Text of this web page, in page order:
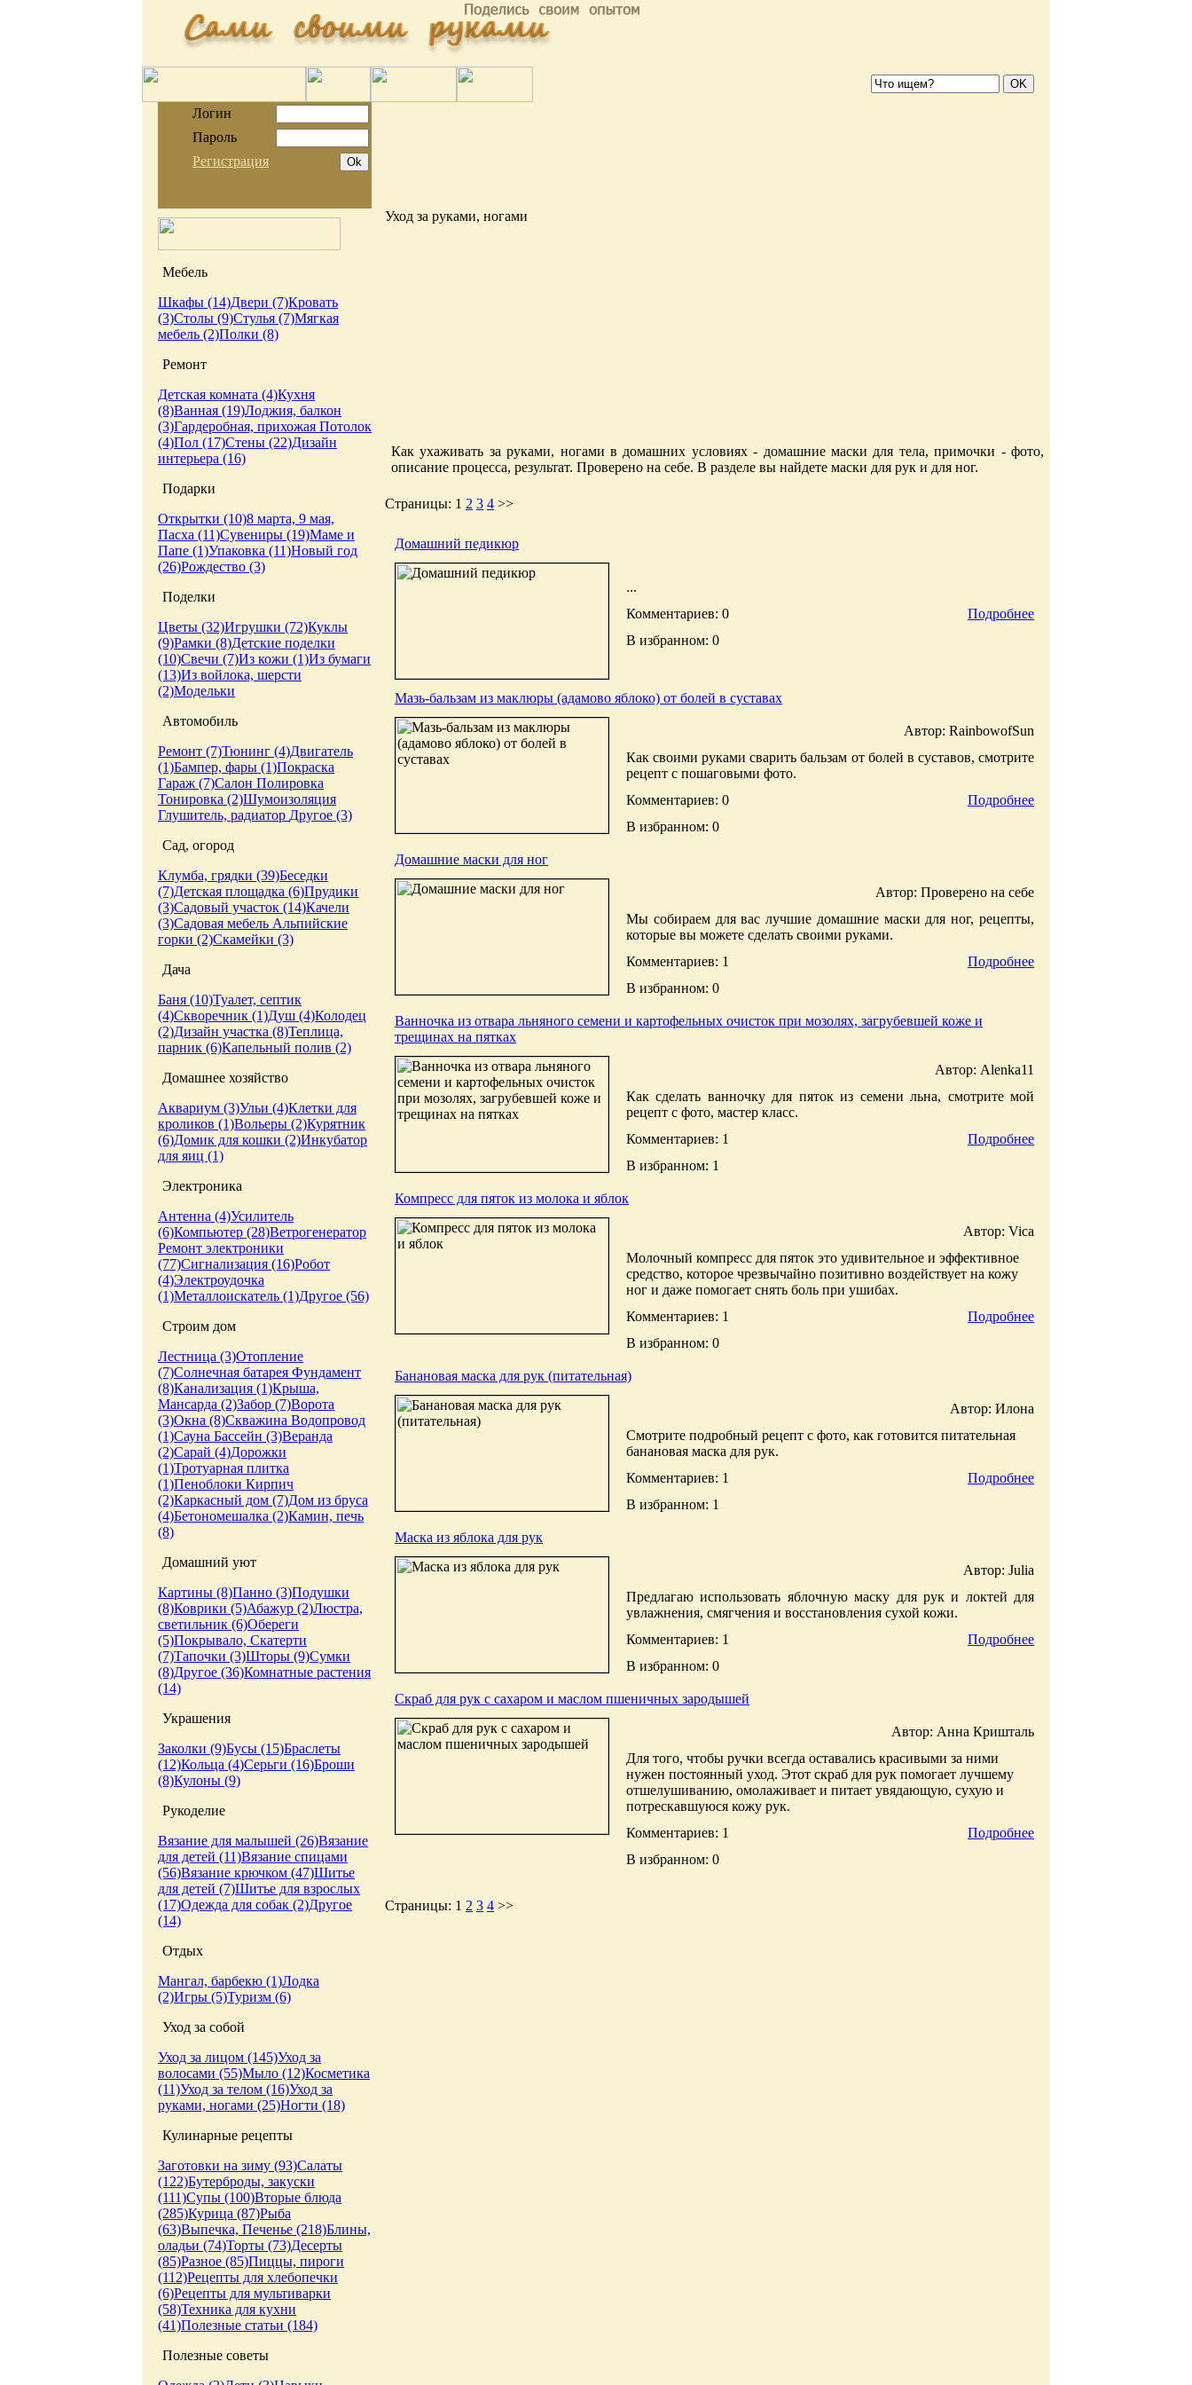
Логин
Пароль
Регистрация
Мебель
Шкафы (14)Двери (7)Кровать
(3)Столы (9)Стулья (7)Мягкая
мебель (2)Полки (8)
Ремонт
Детская комната (4)Кухня
(8)Ванная (19)Лоджия, балкон
(3)Гардеробная, прихожая Потолок
(4)Пол (17)Стены (22)Дизайн
интерьера (16)
Подарки
Открытки (10)8 марта, 9 мая,
Пасха (11)Сувениры (19)Маме и
Папе (1)Упаковка (11)Новый год
(26)Рождество (3)
Поделки
Цветы (32)Игрушки (72)Куклы
(9)Рамки (8)Детские поделки
(10)Свечи (7)Из кожи (1)Из бумаги
(13)Из войлока, шерсти
(2)Модельки
Автомобиль
Ремонт (7)Тюнинг (4)Двигатель
(1)Бампер, фары (1)Покраска
Гараж (7)Салон Полировка
Тонировка (2)Шумоизоляция
Глушитель, радиатор Другое (3)
Сад, огород
Клумба, грядки (39)Беседки
(7)Детская площадка (6)Прудики
(3)Садовый участок (14)Качели
(3)Садовая мебель Альпийские
горки (2)Скамейки (3)
Дача
Баня (10)Туалет, септик
(4)Скворечник (1)Душ (4)Колодец
(2)Дизайн участка (8)Теплица,
парник (6)Капельный полив (2)
Домашнее хозяйство
Аквариум (3)Ульи (4)Клетки для
кроликов (1)Вольеры (2)Курятник
(6)Домик для кошки (2)Инкубатор
для яиц (1)
Электроника
Антенна (4)Усилитель
(6)Компьютер (28)Ветрогенератор
Ремонт электроники
(77)Сигнализация (16)Робот
(4)Электроудочка
(1)Металлоискатель (1)Другое (56)
Строим дом
Лестница (3)Отопление
(7)Солнечная батарея Фундамент
(8)Канализация (1)Крыша,
Мансарда (2)Забор (7)Ворота
(3)Окна (8)Скважина Водопровод
(1)Сауна Бассейн (3)Веранда
(2)Сарай (4)Дорожки
(1)Тротуарная плитка
(1)Пеноблоки Кирпич
(2)Каркасный дом (7)Дом из бруса
(4)Бетономешалка (2)Камин, печь
(8)
Домашний уют
Картины (8)Панно (3)Подушки
(8)Коврики (5)Абажур (2)Люстра,
светильник (6)Обереги
(5)Покрывало, Скатерти
(7)Тапочки (3)Шторы (9)Сумки
(8)Другое (36)Комнатные растения
(14)
Украшения
Заколки (9)Бусы (15)Браслеты
(12)Кольца (4)Серьги (16)Броши
(8)Кулоны (9)
Рукоделие
Вязание для малышей (26)Вязание
для детей (11)Вязание спицами
(56)Вязание крючком (47)Шитье
для детей (7)Шитье для взрослых
(17)Одежда для собак (2)Другое
(14)
Отдых
Мангал, барбекю (1)Лодка
(2)Игры (5)Туризм (6)
Уход за собой
Уход за лицом (145)Уход за
волосами (55)Мыло (12)Косметика
(11)Уход за телом (16)Уход за
руками, ногами (25)Ногти (18)
Кулинарные рецепты
Заготовки на зиму (93)Салаты
(122)Бутерброды, закуски
(111)Супы (100)Вторые блюда
(285)Курица (87)Рыба
(63)Выпечка, Печенье (218)Блины,
оладьи (74)Торты (73)Десерты
(85)Разное (85)Пиццы, пироги
(112)Рецепты для хлебопечки
(6)Рецепты для мультиварки
(58)Техника для кухни
(41)Полезные статьи (184)
Полезные советы
Уход за руками, ногами
Как ухаживать за руками, ногами в домашних условиях - домашние маски для тела, примочки - фото,
описание процесса, результат. Проверено на себе. В разделе вы найдете маски для рук и для ног.
Страницы: 1 2 3 4 >>
Домашний педикюр
...
Комментариев: 0
Подробнее
В избранном: 0
Мазь-бальзам из маклюры (адамово яблоко) от болей в суставах
Автор: RainbowofSun
Как своими руками сварить бальзам от болей в суставов, смотрите
рецепт с пошаговыми фото.
Комментариев: 0
Подробнее
В избранном: 0
Домашние маски для ног
Автор: Проверено на себе
Мы собираем для вас лучшие домашние маски для ног, рецепты,
которые вы можете сделать своими руками.
Комментариев: 1
Подробнее
В избранном: 0
Ванночка из отвара льняного семени и картофельных очисток при мозолях, загрубевшей коже и
трещинах на пятках
Автор: Alenka11
Как сделать ванночку для пяток из семени льна, смотрите мой
рецепт с фото, мастер класс.
Комментариев: 1
Подробнее
В избранном: 1
Компресс для пяток из молока и яблок
Автор: Vica
Молочный компресс для пяток это удивительное и эффективное
средство, которое чрезвычайно позитивно воздействует на кожу
ног и даже помогает снять боль при ушибах.
Комментариев: 1
Подробнее
В избранном: 0
Банановая маска для рук (питательная)
Автор: Илона
Смотрите подробный рецепт с фото, как готовится питательная
банановая маска для рук.
Комментариев: 1
Подробнее
В избранном: 1
Маска из яблока для рук
Автор: Julia
Предлагаю использовать яблочную маску для рук и локтей для
увлажнения, смягчения и восстановления сухой кожи.
Комментариев: 1
Подробнее
В избранном: 0
Скраб для рук с сахаром и маслом пшеничных зародышей
Автор: Анна Кришталь
Для того, чтобы ручки всегда оставались красивыми за ними
нужен постоянный уход. Этот скраб для рук помогает лучшему
отшелушиванию, омолаживает и питает увядающую, сухую и
потрескавшуюся кожу рук.
Комментариев: 1
Подробнее
В избранном: 0
Страницы: 1 2 3 4 >>